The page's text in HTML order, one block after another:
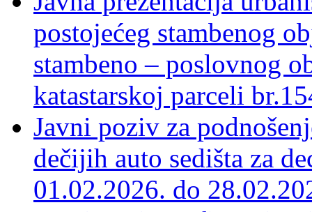
postojećeg stambenog
stambeno – poslovnog
katastarskoj parceli
Javni poziv za
dečijih auto sedišta za
01.02.2026. do